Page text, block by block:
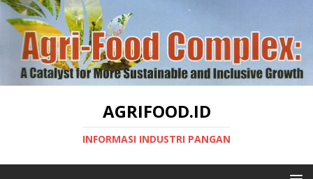
AGRIFOOD.ID
INFORMASI INDUSTRI PANGAN